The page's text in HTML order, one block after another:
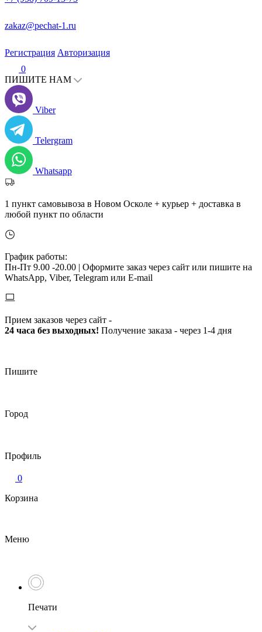
zakaz@pechat-1.ru
Регистрация Авторизация
0
ПИШИТЕ НАМ
Viber
Telergram
Whatsapp
1 пункт самовывоза в Новом Осколе + курьер + доставка в
любой пункт по области
График работы:
Пн-Пт 9.00 -20.00 | Оформите заказ через сайт или пишите на
WhatsApp, Viber, Telegram или E-mail
Прием заказов через сайт -
24 часа без выходных! Получение заказа - через 1-4 дня
Пишите
Город
Профиль
0
Корзина
Меню
Печати